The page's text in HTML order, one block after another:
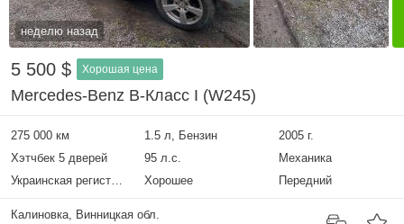
неделю назад
5 500 $ Хорошая цена
Mercedes-Benz B-Класс I (W245)
275 000 км 1.5 л, Бензин
2005 г.
Хэтчбек 5 дверей
95 л.с.
Механика
Украинская регистрация
Хорошее Передний
Калиновка, Винницкая обл.